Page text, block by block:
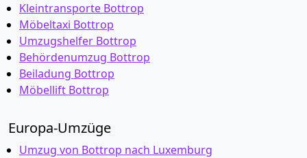
Kleintransporte Bottrop
Möbeltaxi Bottrop
Umzugshelfer Bottrop
Behördenumzug Bottrop
Beiladung Bottrop
Möbellift Bottrop
Europa-Umzüge
Umzug von Bottrop nach Luxemburg